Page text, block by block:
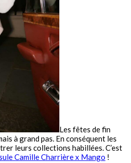
Les fêtes de fin
à grand pas. En conséquent les
leurs collections habillées. C’est
Camille Charrière x Mango !